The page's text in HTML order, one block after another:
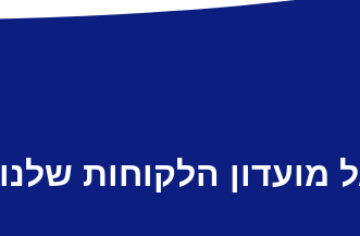
מועדון הלקוחות